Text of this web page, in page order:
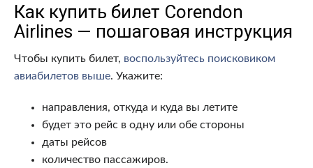
Как купить билет Corendon
Airlines — пошаговая инструкция
Чтобы купить билет, воспользуйтесь поисковиком
авиабилетов выше. Укажите:
направления, откуда и куда вы летите
будет это рейс в одну или обе стороны
даты рейсов
количество пассажиров.